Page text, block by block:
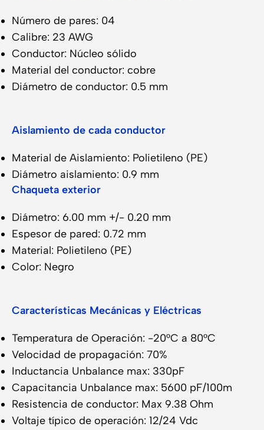
Número de pares: 04
Calibre: 23 AWG
Conductor: Núcleo sólido
Material del conductor: cobre
Diámetro de conductor: 0.5 mm
Aislamiento de cada conductor
Material de Aislamiento: Polietileno (PE)
Diámetro aislamiento: 0.9 mm
Chaqueta exterior
Diámetro: 6.00 mm +/- 0.20 mm
Espesor de pared: 0.72 mm
Material: Polietileno (PE)
Color: Negro
Características Mecánicas y Eléctricas
Temperatura de Operación: -20°C a 80°C
Velocidad de propagación: 70%
Inductancia Unbalance max: 330pF
Capacitancia Unbalance max: 5600 pF/100m
Resistencia de conductor: Max 9.38 Ohm
Voltaje típico de operación: 12/24 Vdc